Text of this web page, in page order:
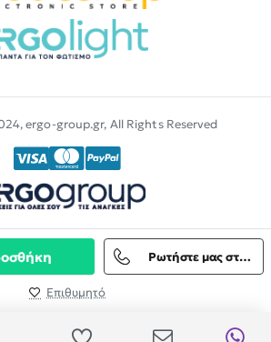
Ρωτήστε μας στο Viber
Επιθυμητό
ergo-group.gr, All Rights Reserved